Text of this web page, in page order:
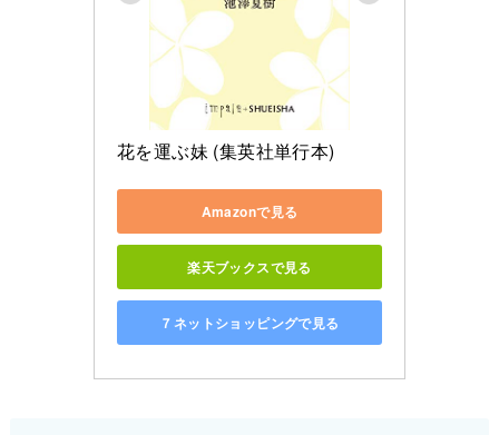
花を運ぶ妹 (集英社単行本)
Amazonで見る
楽天ブックスで見る
７ネットショッピングで見る